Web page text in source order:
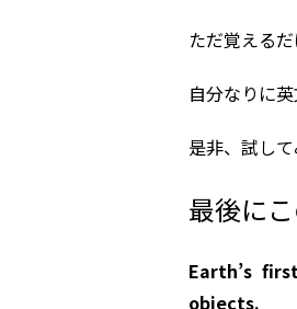
ただ覚える
自分なりに
是非、試し
最後に
Earth’s
objects.